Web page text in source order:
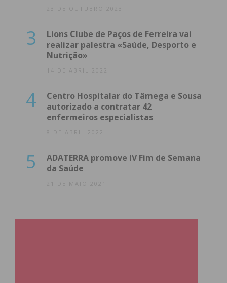
23 DE OUTUBRO 2023
3
Lions Clube de Paços de Ferreira vai
realizar palestra «Saúde, Desporto e
Nutrição»
14 DE ABRIL 2022
4
Centro Hospitalar do Tâmega e Sousa
autorizado a contratar 42
enfermeiros especialistas
8 DE ABRIL 2022
5
ADATERRA promove IV Fim de Semana
da Saúde
21 DE MAIO 2021